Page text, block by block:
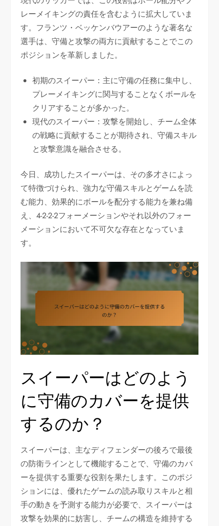
レーメイキングの責任を含むように拡大していま
す。フランツ・ベッケンバウアーのような著名な
選手は、守備と攻撃の両方に貢献することでこの
ポジションを革新しました。
初期のスイーパー：主に守備の任務に集中し、
プレーメイキングに関与することなくボールを
クリアすることが多かった。
現代のスイーパー：攻撃を開始し、チーム全体
の戦略に貢献することが期待され、守備スキル
と攻撃意識を融合させる。
今日、成功したスイーパーは、その多才さによっ
て特徴づけられ、強力な守備スキルとゲームを読
む能力、効果的にボールを配分する能力を兼ね備
え、4-2-2-2フォーメーションやそれ以外のフォー
メーションにおいて不可欠な存在となっていま
す。
スイーパーはどのよう
に守備のカバーを提供
するのか？
スイーパーは、主なディフェンダーの後ろで最後
の防衛ラインとして機能することで、守備のカバ
ーを提供する重要な役割を果たします。このポジ
ションには、優れたゲームの読み取りスキルと相
手の動きを予測する能力が必要で、スイーパーは
攻撃を効果的に妨害し、チームの構造を維持する